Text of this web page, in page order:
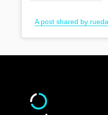
A post shared by